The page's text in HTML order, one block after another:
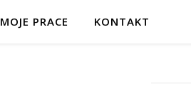
MOJE PRACE KONTAKT